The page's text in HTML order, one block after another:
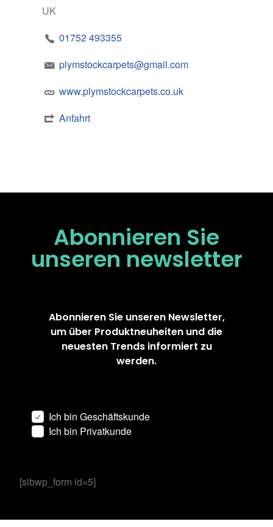
UK
01752 493355
plymstockcarpets@gmail.com
www.plymstockcarpets.co.uk
Anfahrt
Abonnieren Sie
unseren newsletter
Abonnieren Sie unseren Newsletter,
um über Produktneuheiten und die
neuesten Trends informiert zu
werden.
Ich bin Geschäftskunde
Ich bin Privatkunde
[sibwp_form id=5]